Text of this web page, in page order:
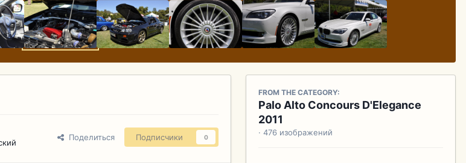
Поделиться Подписчики 0
FROM THE CATEGORY:
Palo Alto Concours D'Elegance
2011
· 476 изображений